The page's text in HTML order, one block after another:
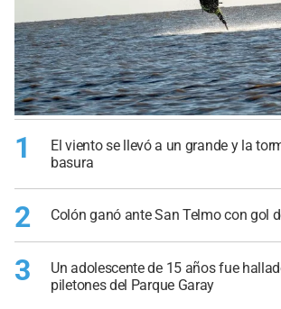
1
El viento se llevó a un grande y la
basura
2 Colón ganó ante San Telmo con gol
3
Un adolescente de 15 años fue
piletones del Parque Garay